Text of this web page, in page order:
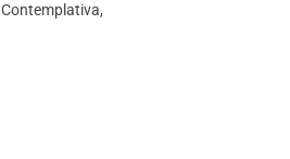
Contemplativa,